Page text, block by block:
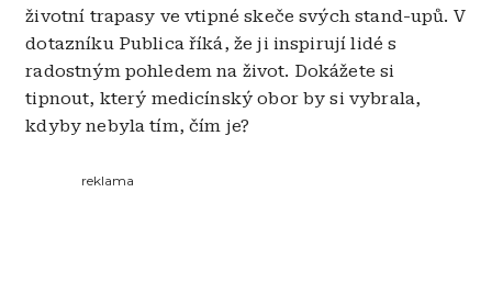
životní trapasy ve vtipné skeče svých stand-upů. V
dotazníku Publica říká, že ji inspirují lidé s
radostným pohledem na život. Dokážete si
tipnout, který medicínský obor by si vybrala,
kdyby nebyla tím, čím je?
reklama